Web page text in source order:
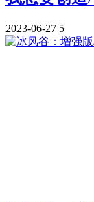
2023-06-27 5